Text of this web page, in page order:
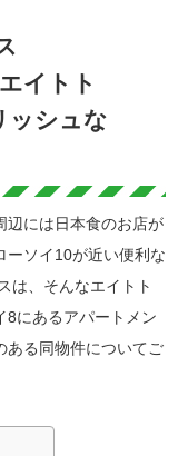
イトト
ッシュな
辺には日本食のお店が
ーソイ10が近い便利な
は、そんなエイトト
8にあるアパートメン
ある同物件についてご